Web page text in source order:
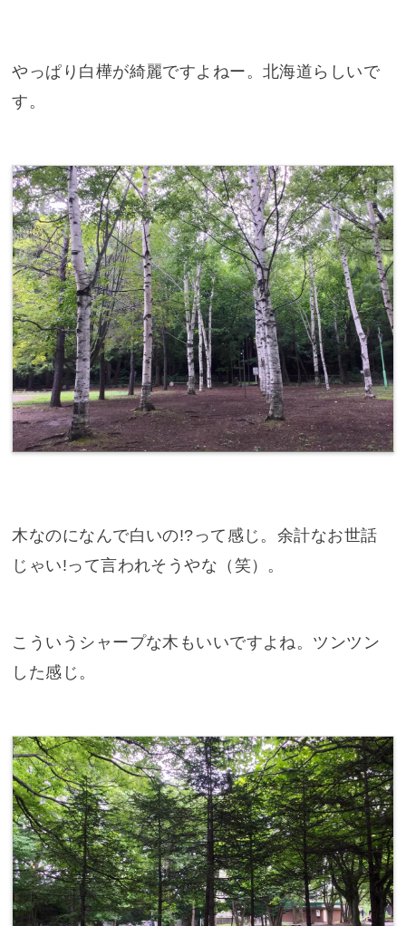
やっぱり白樺が綺麗ですよねー。北海道らしいで
す。
木なのになんで白いの!?って感じ。余計なお世話
じゃい!って言われそうやな（笑）。
こういうシャープな木もいいですよね。ツンツン
した感じ。